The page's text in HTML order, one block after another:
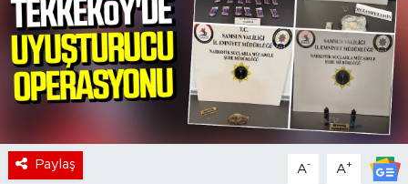
Paylaş A- A+